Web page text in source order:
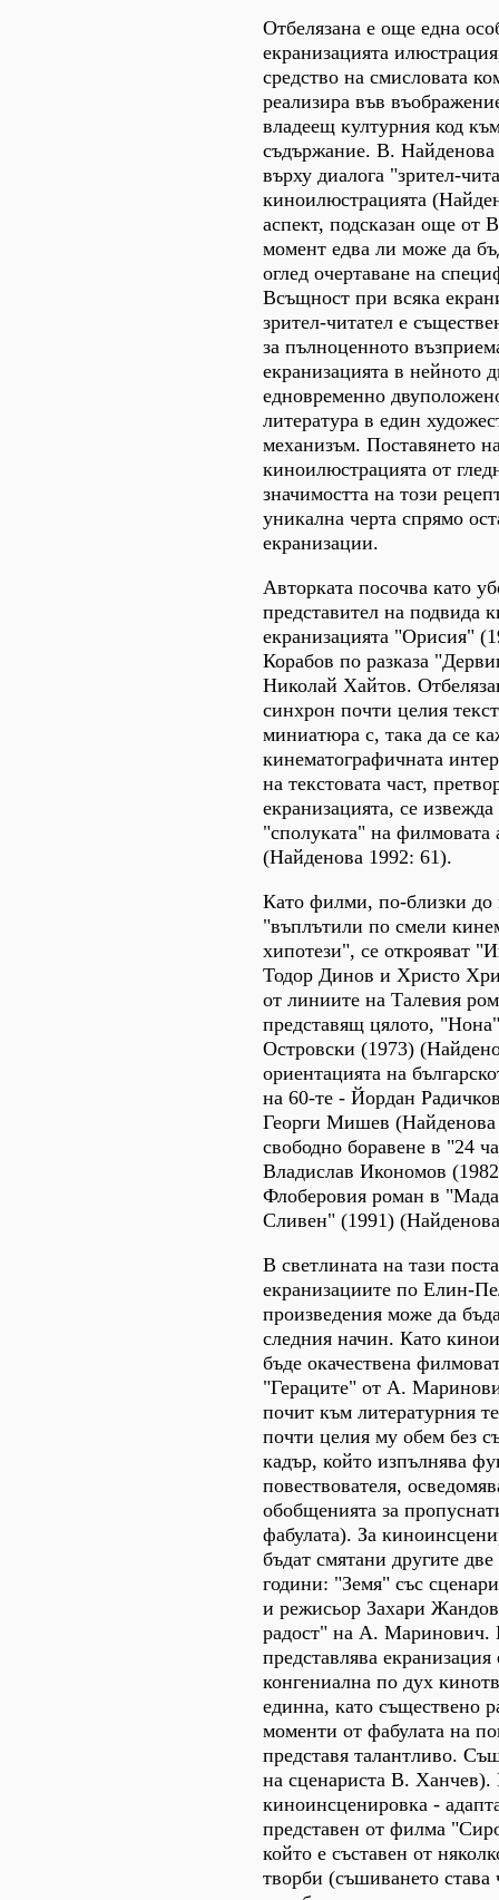
Отбелязана е още една
екранизацията
средство на смисловата
реализира във
владеещ културния код
съдържание. В.
върху диалога "зрител-
киноилюстрацията
аспект, подсказан още от
момент едва ли може да
оглед очертаване на
Всъщност при всяка
зрител-читател е
за пълноценното
екранизацията в нейното
едновременно
литература в един
механизъм. Поставянето
киноилюстрацията от
значимостта на този
уникална черта спрямо
екранизации.
Авторката посочва като
представител на подвида
екранизацията "Орисия"
Корабов по разказа
Николай Хайтов.
синхрон почти целия
миниатюра с, така да се
кинематографичната
на текстовата част,
екранизацията, се
"сполуката" на филмовата
(Найденова 1992: 61).
Като филми, по-близки до
"въплътили по смели
хипотези", се открояват
Тодор Динов и Христо
от линиите на Талевия
представящ цялото,
Островски (1973)
ориентацията на
на 60-те - Йордан
Георги Мишев
свободно боравене в "24
Владислав Икономов
Флоберовия роман в
Сливен" (1991)
В светлината на тази
екранизациите по Елин-
произведения може да
следния начин. Като
бъде окачествена
"Гераците" от А.
почит към литературния
почти целия му обем без
кадър, който изпълнява
повествователя,
обобщенията за
фабулата). За
бъдат смятани другите
години: "Земя" със
и режисьор Захари
радост" на А. Маринович.
представлява екранизация
конгениална по дух
единна, като съществено
моменти от фабулата на
представя талантливо.
на сценариста В. Ханчев).
киноинсценировка -
представен от филма
който е съставен от
творби (съшиването става